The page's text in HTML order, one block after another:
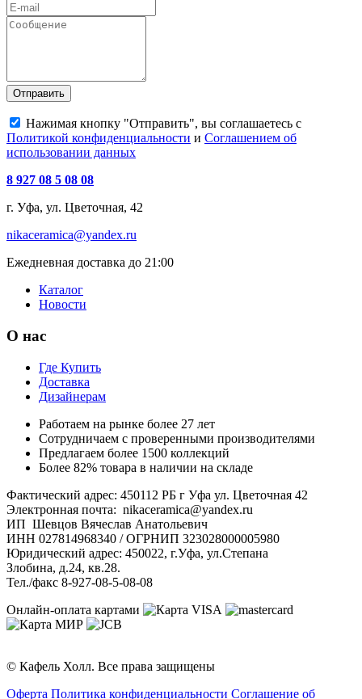
Отправить
Нажимая кнопку "Отправить", вы соглашаетесь с
Политикой конфиденциальности и Соглашением об
использовании данных
8 927 08 5 08 08
г. Уфа, ул. Цветочная, 42
nikaceramica@yandex.ru
Ежедневная доставка до 21:00
Каталог
Новости
О нас
Где Купить
Доставка
Дизайнерам
Работаем на рынке более 27 лет
Сотрудничаем с проверенными производителями
Предлагаем более 1500 коллекций
Более 82% товара в наличии на складе
Фактический адрес: 450112 РБ г Уфа ул. Цветочная 42
Электронная почта: nikaceramica@yandex.ru
ИП Шевцов Вячеслав Анатольевич
ИНН 027814968340 / ОГРНИП 323028000005980
Юридический адрес: 450022, г.Уфа, ул.Степана
Злобина, д.24, кв.28.
Тел./факс 8-927-08-5-08-08
Онлайн-оплата картами
© Кафель Холл. Все права защищены
Оферта Политика конфиденциальности Соглашение об